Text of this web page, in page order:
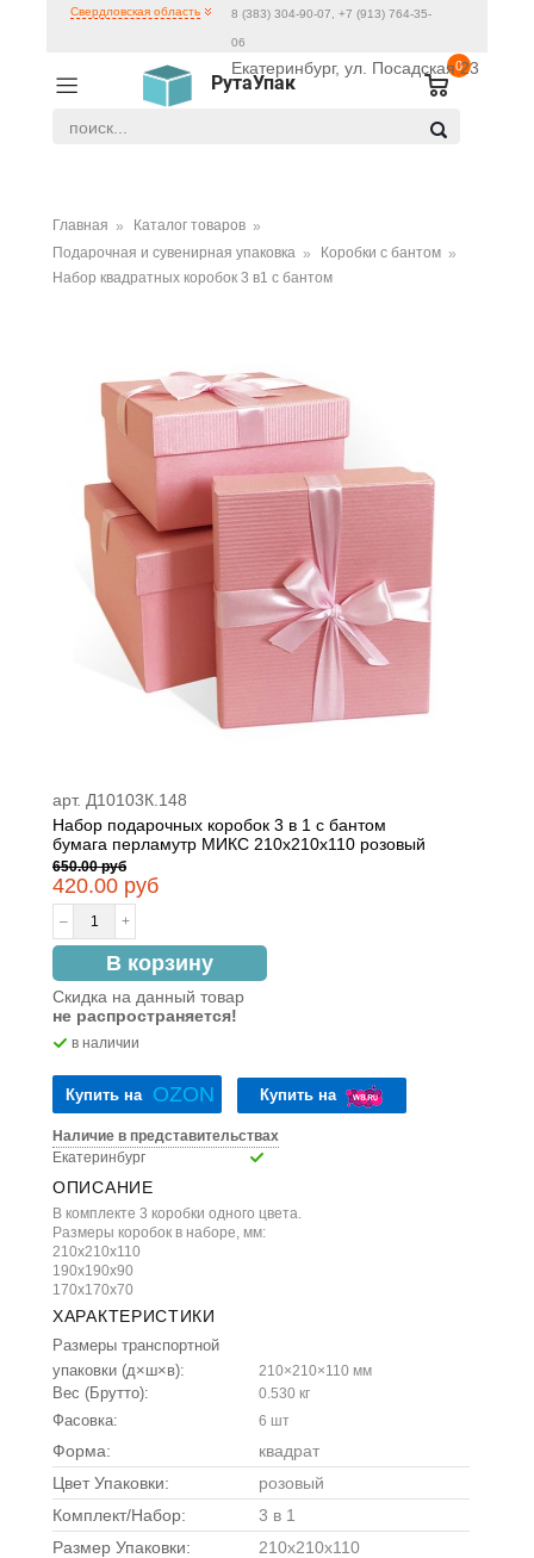
РутаУпак
0
Свердловская область 8 (383) 304-90-07, +7 (913) 764-35-
06
Екатеринбург, ул. Посадская 23
Главная
Каталог товаров
Подарочная и сувенирная упаковка
Коробки с бантом
Набор квадратных коробок 3 в1 с бантом
арт. Д10103К.148
Набор подарочных коробок 3 в 1 с бантом
бумага перламутр МИКС 210x210x110 розовый
650.00 руб
420.00 руб
– +
В корзину
Скидка на данный товар
не распространяется!
в наличии
Купить на OZON Купить на
Наличие в представительствах
Екатеринбург
ОПИСАНИЕ
В комплекте 3 коробки одного цвета.
Размеры коробок в наборе, мм:
210х210х110
190х190х90
170х170х70
ХАРАКТЕРИСТИКИ
Размеры транспортной
упаковки (д×ш×в):
210×210×110 мм
Вес (Брутто): 0.530 кг
Фасовка: 6 шт
Форма:
квадрат
Цвет Упаковки:
розовый
Комплект/Набор:
3 в 1
Размер Упаковки:
210x210x110